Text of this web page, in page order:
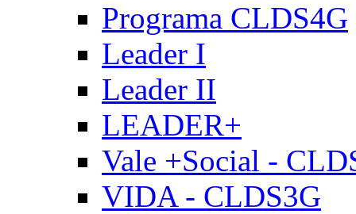
Programa CLDS4G
Leader I
Leader II
LEADER+
Vale +Social -
VIDA - CLDS3G